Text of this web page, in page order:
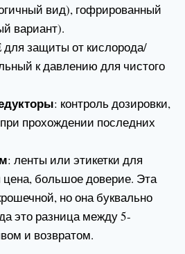
вид), гофрированный
вариант).
для защиты от кислорода/
к давлению для чистого
: контроль дозировки,
прохождении последних
: ленты или этикетки для
цена, большое доверие. Эта
но она буквально
это разница между 5-
и возвратом.